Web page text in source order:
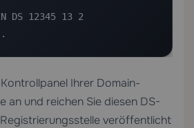
DS 12345 13 2
Ihrer Domain-
an und reichen Sie diesen DS-
veröffentlicht